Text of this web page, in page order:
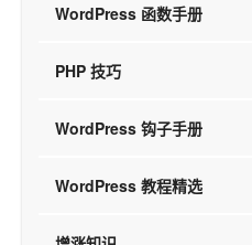
WordPress 函数手册
PHP 技巧
WordPress 钩子手册
WordPress 教程精选